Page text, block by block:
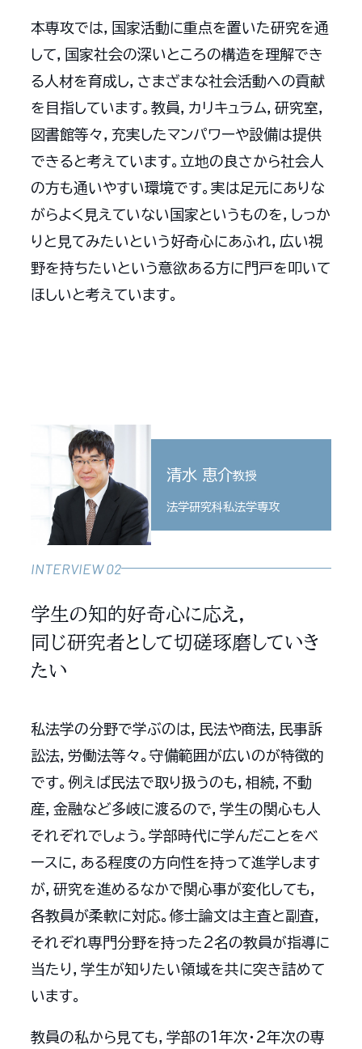
本専攻では，国家活動に重点を置いた研究を通
して，国家社会の深いところの構造を理解でき
る人材を育成し，さまざまな社会活動への貢献
を目指しています。教員，カリキュラム，研究室，
図書館等々，充実したマンパワーや設備は提供
できると考えています。立地の良さから社会人
の方も通いやすい環境です。実は足元にありな
がらよく見えていない国家というものを，しっか
りと見てみたいという好奇心にあふれ，広い視
野を持ちたいという意欲ある方に門戸を叩いて
ほしいと考えています。
清水 恵介教授
法学研究科私法学専攻
INTERVIEW 02
学生の知的好奇心に応え，
同じ研究者として切磋琢磨していき
たい
私法学の分野で学ぶのは，民法や商法，民事訴
訟法，労働法等々。守備範囲が広いのが特徴的
です。例えば民法で取り扱うのも，相続，不動
産，金融など多岐に渡るので，学生の関心も人
それぞれでしょう。学部時代に学んだことをベ
ースに，ある程度の方向性を持って進学します
が，研究を進めるなかで関心事が変化しても，
各教員が柔軟に対応。修士論文は主査と副査，
それぞれ専門分野を持った2名の教員が指導に
当たり，学生が知りたい領域を共に突き詰めて
います。
教員の私から見ても，学部の1年次・2年次の専